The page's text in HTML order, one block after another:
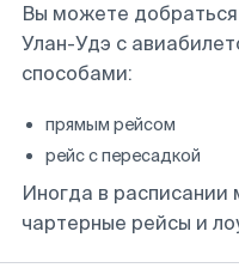
Вы можете
Улан-Удэ с
способами:
прямым рейсом
рейс с пересадкой
Иногда в расписании
чартерные рейсы и